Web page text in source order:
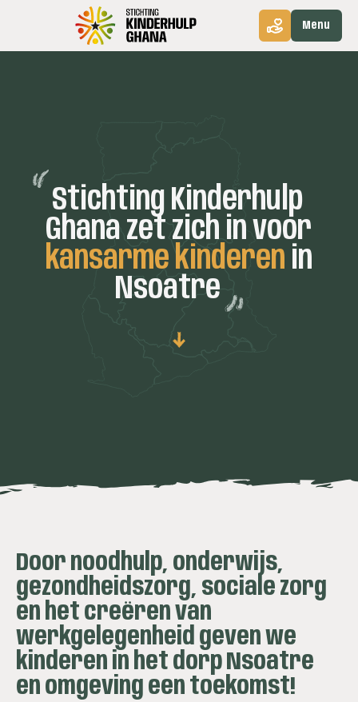
Menu
Stichting Kinderhulp
Ghana zet zich invoor
kansarme kinderen in
Nsoatre
Door noodhulp, onderwijs,
gezondheidszorg, sociale zorg
en het creëren van
werkgelegenheid geven we
kinderen in het dorp Nsoatre
en omgeving een toekomst!